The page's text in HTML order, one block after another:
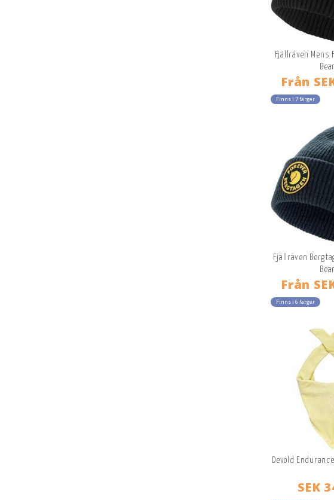
Fjällräven Mens
Från
Finns i 7 färger
Fjällräven
Från
Finns i 6 färger
Devold
SEK